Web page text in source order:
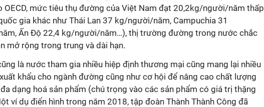
OECD, mức tiêu thụ đường của Việt Nam đạt 20,2kg/người/năm thấp
gia khác như Thái Lan 37 kg/người/năm, Campuchia 31
Ấn Độ 22,4 kg/người/năm…), thị trường đường trong nước chắc
mở rộng trong trung và dài hạn.
là nước tham gia nhiều hiệp định thương mại cũng mang lại nhiều
khẩu cho ngành đường cũng như cơ hội để nâng cao chất lượng
dạng hoá sản phẩm (chú trọng vào các sản phẩm có giá trị thặng
ví dụ điển hình trong năm 2018, tập đoàn Thành Thành Công đã